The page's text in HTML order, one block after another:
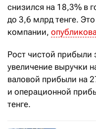
снизился на 18,3% в
до 3,6 млрд тенге.
компании,
Рост чистой прибыли
увеличение выручки
валовой прибыли на
и операционной
тенге.